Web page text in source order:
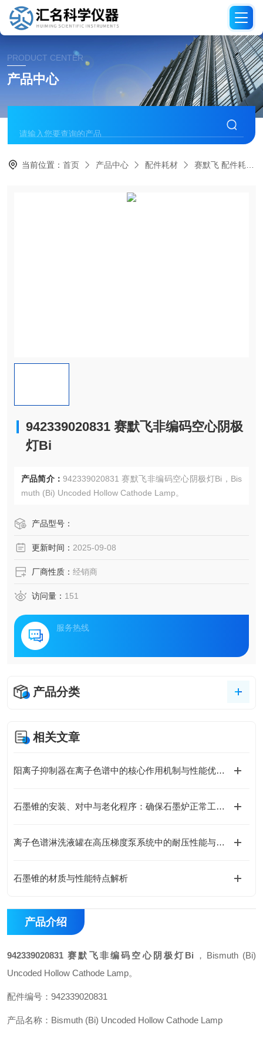
PRODUCT CENTER
产品中心
当前位置：首页 产品中心 配件耗材 赛默飞 配件耗材
942339020831 赛默飞非编码空心阴极
灯Bi
产品简介： 942339020831 赛默飞非编码空心阴极灯Bi，Bis
muth (Bi) Uncoded Hollow Cathode Lamp。
产品型号：
更新时间： 2025-09-08
厂商性质： 经销商
访问量： 151
服务热线
产品分类
相关文章
阳离子抑制器在离子色谱中的核心作用机制与性能优化策略
石墨锥的安装、对中与老化程序：确保石墨炉正常工作的基础
离子色谱淋洗液罐在高压梯度泵系统中的耐压性能与密封设计
石墨锥的材质与性能特点解析
产品介绍
942339020831 赛默飞非编码空心阴极灯Bi ，Bismuth (Bi)
Uncoded Hollow Cathode Lamp。
配件编号：942339020831
产品名称：Bismuth (Bi) Uncoded Hollow Cathode Lamp